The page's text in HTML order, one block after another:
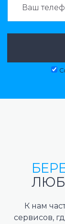
К нам
сервисов,